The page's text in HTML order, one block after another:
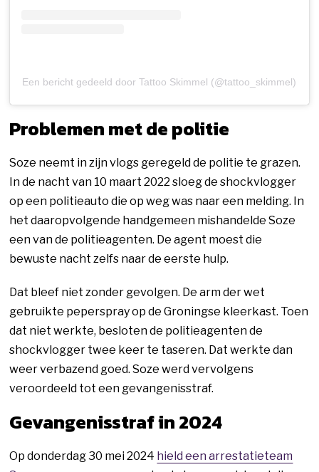
Een bericht gedeeld door Tattoo Skimmel (@tattoo_skimmel)
Problemen met de politie
Soze neemt in zijn vlogs geregeld de politie te grazen.
In de nacht van 10 maart 2022 sloeg de shockvlogger
op een politieauto die op weg was naar een melding. In
het daaropvolgende handgemeen mishandelde Soze
een van de politieagenten. De agent moest die
bewuste nacht zelfs naar de eerste hulp.
Dat bleef niet zonder gevolgen. De arm der wet
gebruikte peperspray op de Groningse kleerkast. Toen
dat niet werkte, besloten de politieagenten de
shockvlogger twee keer te taseren. Dat werkte dan
weer verbazend goed. Soze werd vervolgens
veroordeeld tot een gevangenisstraf.
Gevangenisstraf in 2024
Op donderdag 30 mei 2024 hield een arrestatieteam